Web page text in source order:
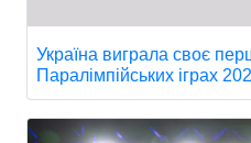
Україна виграла своє
Паралімпійських іграх